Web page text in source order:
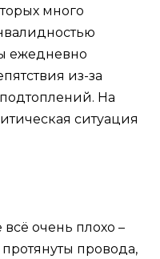
много
ежедневно
из-за
На
ситуация
очень плохо –
провода,